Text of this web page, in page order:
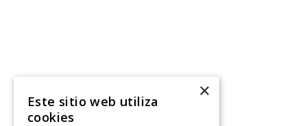
×
Este sitio web utiliza
cookies